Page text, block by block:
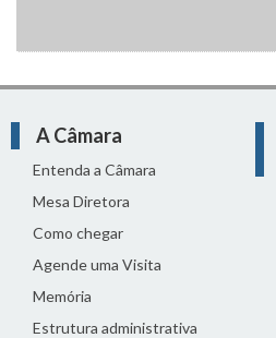
A Câmara
Entenda a Câmara
Mesa Diretora
Como chegar
Agende uma Visita
Memória
Estrutura administrativa